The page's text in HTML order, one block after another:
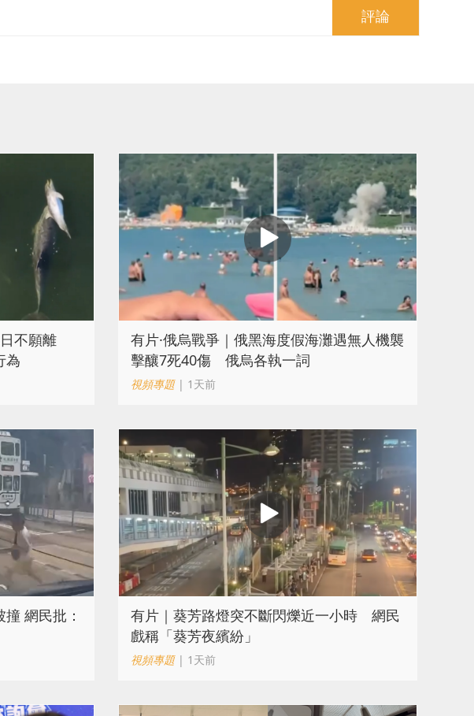
評論
不願離
為
​有片·俄烏戰爭｜俄黑海度假海灘遇無人機襲
擊釀7死40傷 俄烏各執一詞
視頻專題| 1天前
網民批：
有片｜葵芳路燈突不斷閃爍近一小時 網民
戲稱「葵芳夜繽紛」
視頻專題| 1天前